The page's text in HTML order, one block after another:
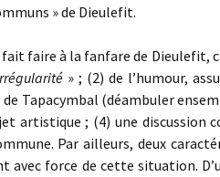
» de Dieulefit.
faire à la fanfare de
» ; (2) de l’humour,
Tapacymbal (déambuler
artistique ; (4) une discussion
Par ailleurs, deux
avec force de cette situation.